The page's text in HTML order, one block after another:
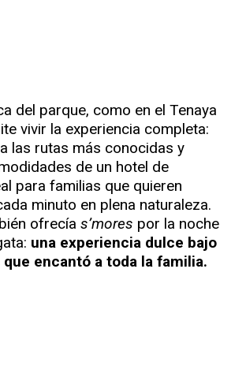
del parque, como en el Tenaya
vivir la experiencia completa:
las rutas más conocidas y
de un hotel de
para familias que quieren
minuto en plena naturaleza.
ofrecía s’mores por la noche
una experiencia dulce bajo
encantó a toda la familia.